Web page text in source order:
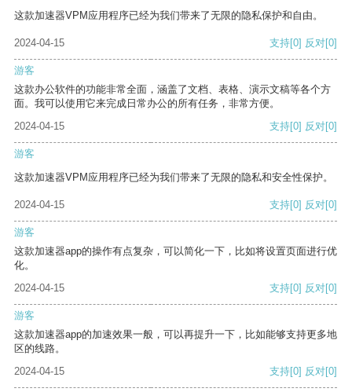
这款加速器VPM应用程序已经为我们带来了无限的隐私保护和自由。
2024-04-15 支持[0] 反对[0]
游客
这款办公软件的功能非常全面，涵盖了文档、表格、演示文稿等各个方
面。我可以使用它来完成日常办公的所有任务，非常方便。
2024-04-15
支持[0] 反对[0]
游客
这款加速器VPM应用程序已经为我们带来了无限的隐私和安全性保护。
2024-04-15 支持[0] 反对[0]
游客
这款加速器app的操作有点复杂，可以简化一下，比如将设置页面进行优
化。
2024-04-15
支持[0] 反对[0]
游客
这款加速器app的加速效果一般，可以再提升一下，比如能够支持更多地
区的线路。
2024-04-15
支持[0] 反对[0]